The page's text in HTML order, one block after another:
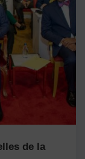
de la